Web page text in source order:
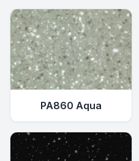
PA860 Aqua